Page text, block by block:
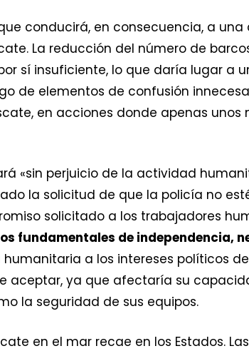
conducirá, en consecuencia, a una
La reducción del número de
sí insuficiente, lo que daría lugar a
de elementos de confusión
en acciones donde apenas unos
«sin perjuicio de la actividad
la solicitud de que la policía no
solicitado a los trabajadores
fundamentales de independencia,
a los intereses políticos
aceptar, ya que afectaría su
la seguridad de sus equipos.
en el mar recae en los Estados.